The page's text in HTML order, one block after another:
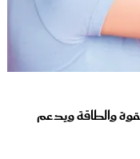
والطاقة ويدعم